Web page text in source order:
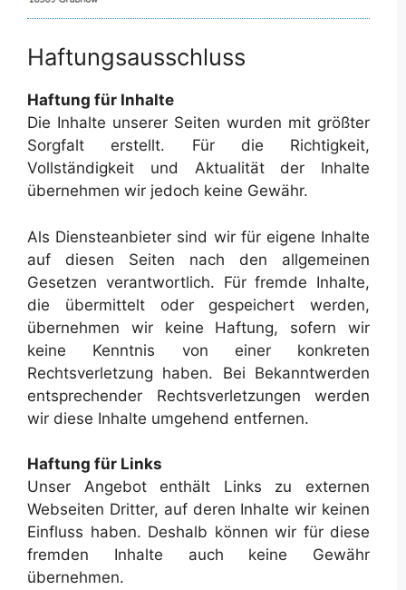
Haftungsausschluss
Haftung für Inhalte
Die Inhalte unserer Seiten wurden mit größter
Sorgfalt erstellt. Für die Richtigkeit,
Vollständigkeit und Aktualität der Inhalte
übernehmen wir jedoch keine Gewähr.
Als Diensteanbieter sind wir für eigene Inhalte
auf diesen Seiten nach den allgemeinen
Gesetzen verantwortlich. Für fremde Inhalte,
die übermittelt oder gespeichert werden,
übernehmen wir keine Haftung, sofern wir
keine Kenntnis von einer konkreten
Rechtsverletzung haben. Bei Bekanntwerden
entsprechender Rechtsverletzungen werden
wir diese Inhalte umgehend entfernen.
Haftung für Links
Unser Angebot enthält Links zu externen
Webseiten Dritter, auf deren Inhalte wir keinen
Einfluss haben. Deshalb können wir für diese
fremden Inhalte auch keine Gewähr
übernehmen.